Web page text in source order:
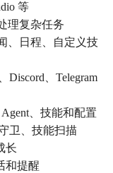
等
理复杂任务
、日程、自定义技
、Telegram
、技能和配置
卫、技能扫描
长
和提醒